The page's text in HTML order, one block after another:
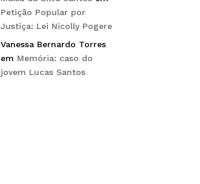
Petição Popular por
Justiça: Lei Nicolly Pogere
Vanessa Bernardo Torres
em Memória: caso do
jovem Lucas Santos